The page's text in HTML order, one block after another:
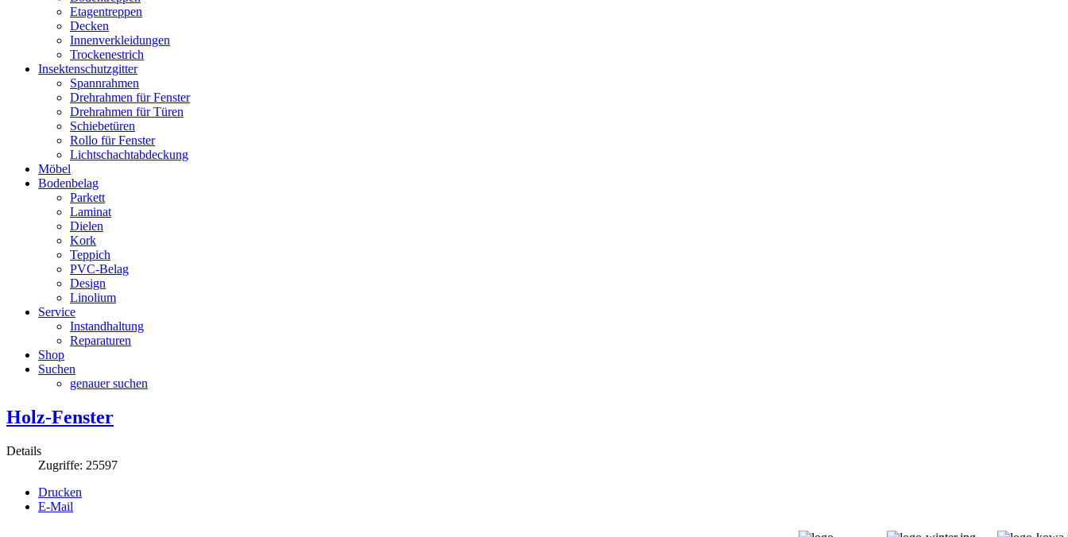
Etagentreppen
Decken
Innenverkleidungen
Trockenestrich
Insektenschutzgitter
Spannrahmen
Drehrahmen für Fenster
Drehrahmen für Türen
Schiebetüren
Rollo für Fenster
Lichtschachtabdeckung
Möbel
Bodenbelag
Parkett
Laminat
Dielen
Kork
Teppich
PVC-Belag
Design
Linolium
Service
Instandhaltung
Reparaturen
Shop
Suchen
genauer suchen
Holz-Fenster
Details
Zugriffe: 25597
Drucken
E-Mail